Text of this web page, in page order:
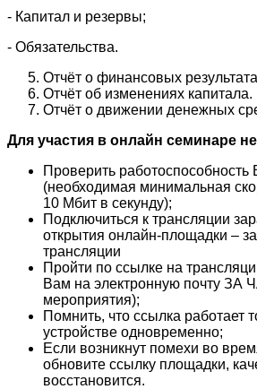
- Капитал и резервы;
- Обязательства.
Отчёт о финансовых
Отчёт об изменениях капитала.
Отчёт о движении денежных
Для участия в онлайн семинаре
Проверить работоспособность
(необходимая минимальная
10 Мбит в секунду);
Подключиться к трансляции
открытия онлайн-площадки –
трансляции
Пройти по ссылке на
Вам на электронную почту
мероприятия);
Помнить, что ссылка работает
устройстве одновременно;
Если возникнут помехи во
обновите ссылку площадки,
восстановится.